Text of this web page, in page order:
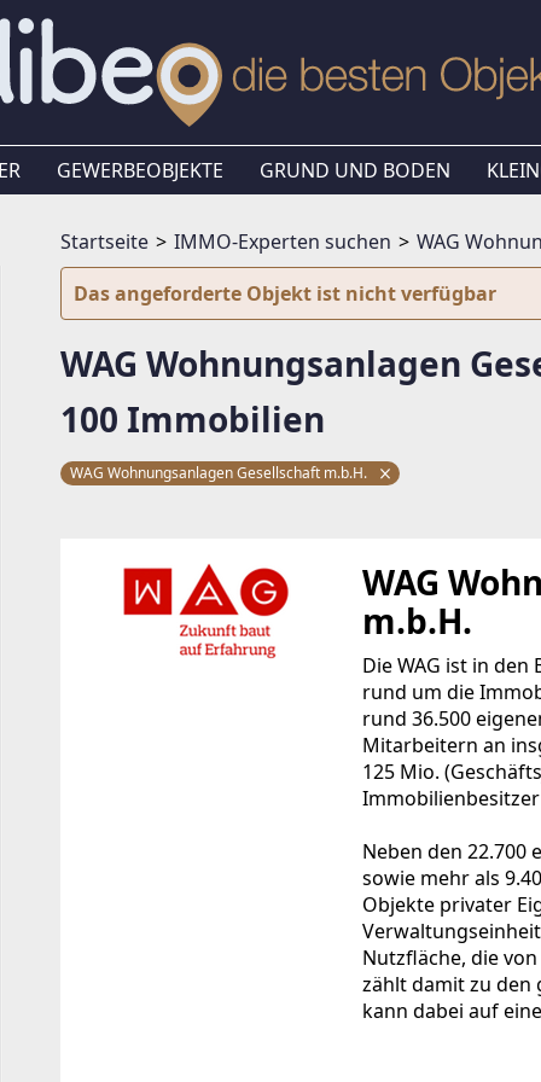
GEWERBEOBJEKTE GRUND UND BODEN
Startseite IMMO-Experten suchen
WAG
Das angeforderte Objekt ist nicht verfügbar
WAG Wohnungsanlagen
100 Immobilien
WAG Wohnungsanlagen Gesellschaft m.b.H.
WAG
m.b.H.
Die WAG ist in
rund um die
rund 36.500
Mitarbeitern an
125 Mio.
Neben den 22.700
sowie mehr als
Objekte privater
Nutzfläche, die
zählt damit zu den
kann dabei auf